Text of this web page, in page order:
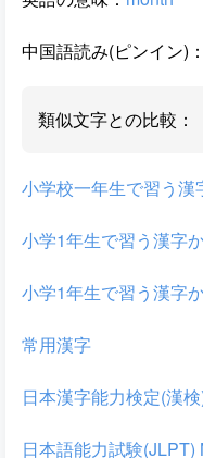
中国語読み(ピンイン)：
類似文字との比較：
小学校一年生で習う漢
小学1年生で習う漢字
小学1年生で習う漢字
常用漢字
日本漢字能力検定(漢
日本語能力試験(JLPT)